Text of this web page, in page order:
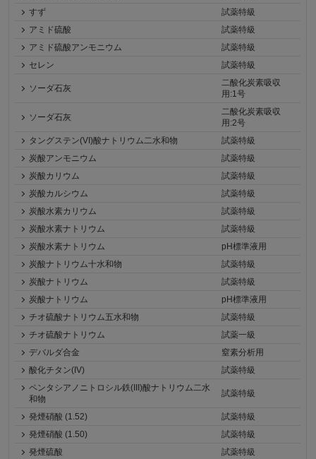
すず
試薬特級
アミド硫酸
試薬特級
アミド硫酸アンモニウム
試薬特級
セレン
試薬特級
ソーダ石灰
二酸化炭素吸収
用:1号
ソーダ石灰
二酸化炭素吸収
用:2号
タングステン(VI)酸ナトリウム二水和物
試薬特級
炭酸アンモニウム
試薬特級
炭酸カリウム
試薬特級
炭酸カルシウム
試薬特級
炭酸水素カリウム
試薬特級
炭酸水素ナトリウム
試薬特級
炭酸水素ナトリウム
pH標準液用
炭酸ナトリウム十水和物
試薬特級
炭酸ナトリウム
試薬特級
炭酸ナトリウム
pH標準液用
チオ硫酸ナトリウム五水和物
試薬特級
チオ硫酸ナトリウム
試薬一級
デバルダ合金
窒素分析用
酸化チタン(IV)
試薬特級
ペンタシアノニトロシル鉄(III)酸ナトリウム二水
和物
試薬特級
発煙硝酸 (1.52)
試薬特級
発煙硝酸 (1.50)
試薬特級
発煙硫酸
試薬特級